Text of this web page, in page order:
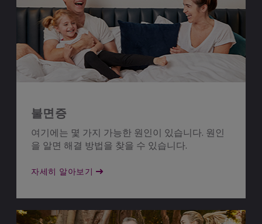
불면증
여기에는 몇 가지 가능한 원인이 있습니다. 원인
을 알면 해결 방법을 찾을 수 있습니다.
자세히 알아보기